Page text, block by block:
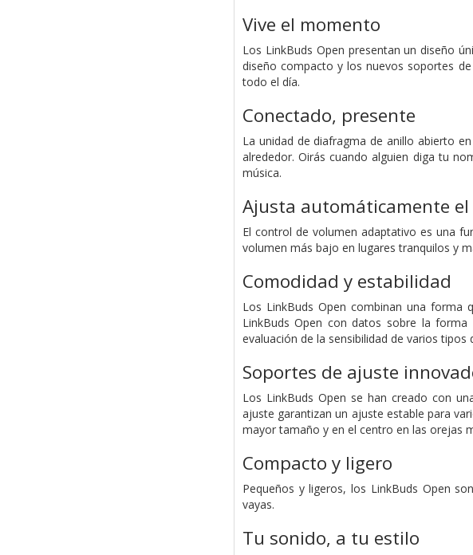
Vive el momento
Los LinkBuds Open presentan un diseño
diseño compacto y los nuevos soportes
todo el día.
Conectado, presente
La unidad de diafragma de anillo abierto
alrededor. Oirás cuando alguien diga tu
música.
Ajusta automáticamente
El control de volumen adaptativo es una
volumen más bajo en lugares tranquilos y
Comodidad y estabilidad
Los LinkBuds Open combinan una forma
LinkBuds Open con datos sobre la
evaluación de la sensibilidad de varios
Soportes de ajuste
Los LinkBuds Open se han creado con
ajuste garantizan un ajuste estable para
mayor tamaño y en el centro en las orejas
Compacto y ligero
Pequeños y ligeros, los LinkBuds Open
vayas.
Tu sonido, a tu estilo